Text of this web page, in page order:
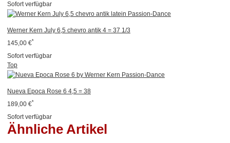
Sofort verfügbar
Werner Kern July 6,5 chevro antik 4 = 37 1/3
145,00 €*
Sofort verfügbar
Top
Nueva Epoca Rose 6 4,5 = 38
189,00 €*
Sofort verfügbar
Ähnliche Artikel